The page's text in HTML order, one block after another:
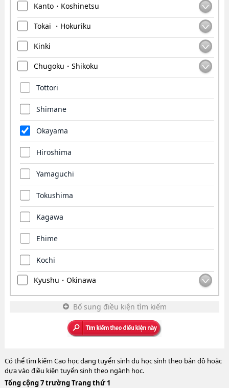
Kanto・Koshinetsu
Tokai ・Hokuriku
Kinki
Chugoku・Shikoku
Tottori
Shimane
Okayama
Hiroshima
Yamaguchi
Tokushima
Kagawa
Ehime
Kochi
Kyushu・Okinawa
Bổ sung điều kiện tìm kiếm
Có thể tìm kiếm Cao học đang tuyển sinh du học sinh theo bản đồ hoặc
dựa vào điều kiện tuyển sinh theo ngành học.
Tổng cộng 7 trường Trang thứ 1